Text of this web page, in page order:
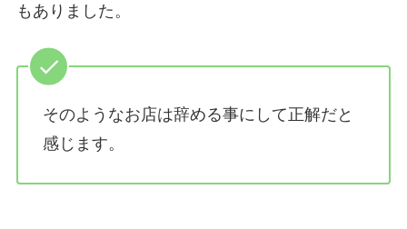
もありました。
そのようなお店は辞める事にして正解だと
感じます。